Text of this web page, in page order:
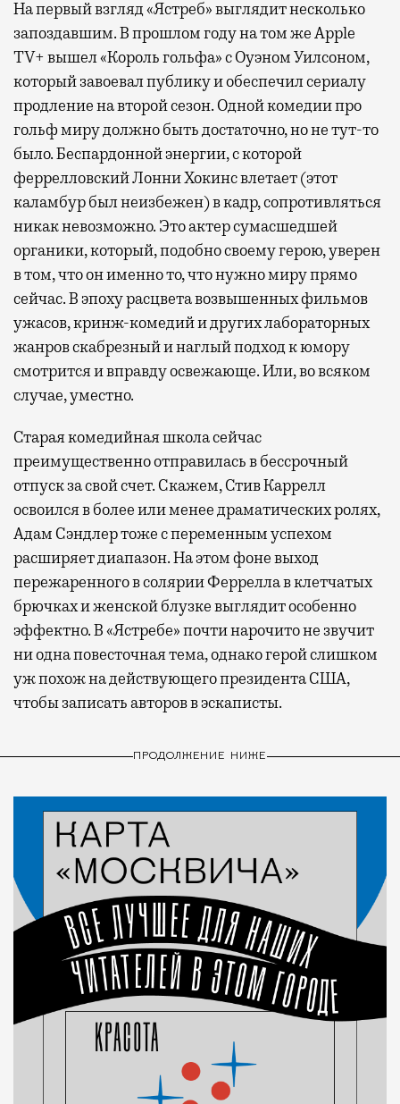
На первый взгляд «Ястреб» выглядит несколько
запоздавшим. В прошлом году на том же Apple
TV+ вышел «Король гольфа» с Оуэном Уилсоном,
который завоевал публику и обеспечил сериалу
продление на второй сезон. Одной комедии про
гольф миру должно быть достаточно, но не тут-то
было. Беспардонной энергии, с которой
феррелловский Лонни Хокинс влетает (этот
каламбур был неизбежен) в кадр, сопротивляться
никак невозможно. Это актер сумасшедшей
органики, который, подобно своему герою, уверен
в том, что он именно то, что нужно миру прямо
сейчас. В эпоху расцвета возвышенных фильмов
ужасов, кринж-комедий и других лабораторных
жанров скабрезный и наглый подход к юмору
смотрится и вправду освежающе. Или, во всяком
случае, уместно.
Старая комедийная школа сейчас
преимущественно отправилась в бессрочный
отпуск за свой счет. Скажем, Стив Каррелл
освоился в более или менее драматических ролях,
Адам Сэндлер тоже с переменным успехом
расширяет диапазон. На этом фоне выход
пережаренного в солярии Феррелла в клетчатых
брючках и женской блузке выглядит особенно
эффектно. В «Ястребе» почти нарочито не звучит
ни одна повесточная тема, однако герой слишком
уж похож на действующего президента США,
чтобы записать авторов в эскаписты.
ПРОДОЛЖЕНИЕ НИЖЕ